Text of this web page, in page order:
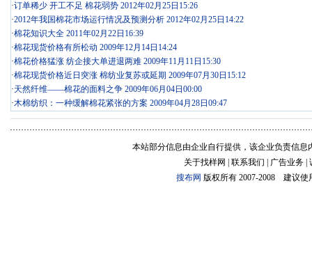
·订单稀少 开工不足 棉花弱势 2012年02月25日15:26
·2012年我国棉花市场运行情况及预测分析 2012年02月25日14:22
·棉花知识大全 2011年02月22日16:39
·棉花现货价格有所松动 2009年12月14日14:24
·棉花价格猛涨 纺企接大单进退两难 2009年11月11日15:30
·棉花现货价格近日突涨 棉纺业复苏或延期 2009年07月30日15:12
·天然纤维——棉花的面料之争 2009年06月04日00:00
·木棉纺织：一种缓解棉花紧张的方案 2009年04月28日09:47
本站部分信息由企业自行提供，该企业负责信
关于找样网 | 联系我们 | 广告业务 |
搜布网 版权所有 2007-2008 建议使